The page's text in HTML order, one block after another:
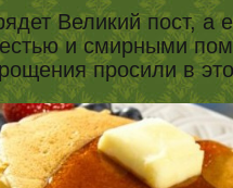
Великий пост, а
и смирными
просили в